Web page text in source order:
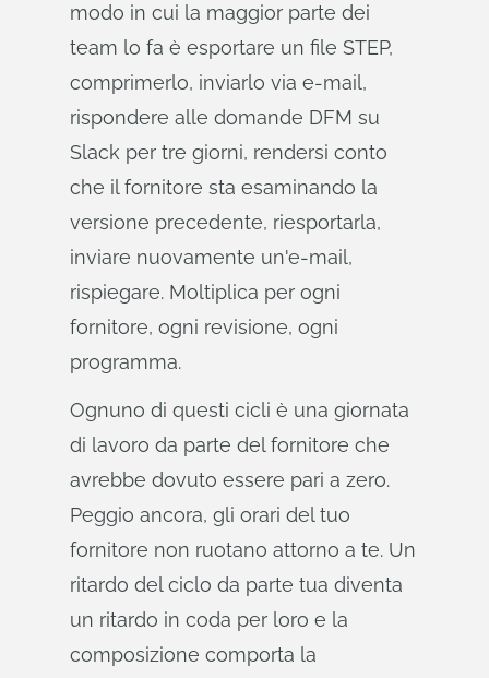
modo in cui la maggior parte dei
team lo fa è esportare un file STEP,
comprimerlo, inviarlo via e-mail,
rispondere alle domande DFM su
Slack per tre giorni, rendersi conto
che il fornitore sta esaminando la
versione precedente, riesportarla,
inviare nuovamente un'e-mail,
rispiegare. Moltiplica per ogni
fornitore, ogni revisione, ogni
programma.
Ognuno di questi cicli è una giornata
di lavoro da parte del fornitore che
avrebbe dovuto essere pari a zero.
Peggio ancora, gli orari del tuo
fornitore non ruotano attorno a te. Un
ritardo del ciclo da parte tua diventa
un ritardo in coda per loro e la
composizione comporta la